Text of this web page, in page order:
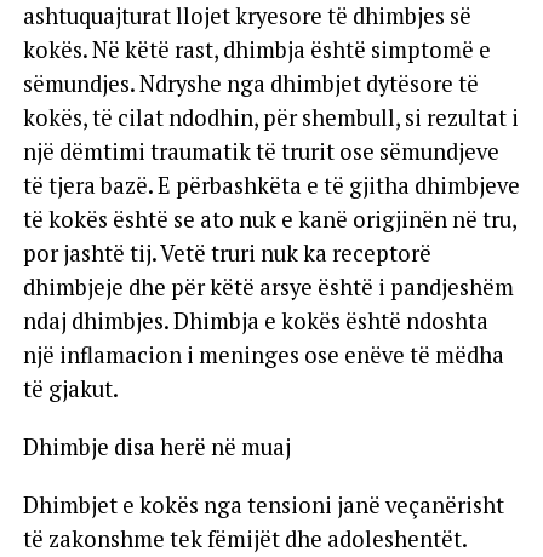
ashtuquajturat llojet kryesore të dhimbjes së
kokës. Në këtë rast, dhimbja është simptomë e
sëmundjes. Ndryshe nga dhimbjet dytësore të
kokës, të cilat ndodhin, për shembull, si rezultat i
një dëmtimi traumatik të trurit ose sëmundjeve
të tjera bazë. E përbashkëta e të gjitha dhimbjeve
të kokës është se ato nuk e kanë origjinën në tru,
por jashtë tij. Vetë truri nuk ka receptorë
dhimbjeje dhe për këtë arsye është i pandjeshëm
ndaj dhimbjes. Dhimbja e kokës është ndoshta
një inflamacion i meninges ose enëve të mëdha
të gjakut.
Dhimbje disa herë në muaj
Dhimbjet e kokës nga tensioni janë veçanërisht
të zakonshme tek fëmijët dhe adoleshentët.